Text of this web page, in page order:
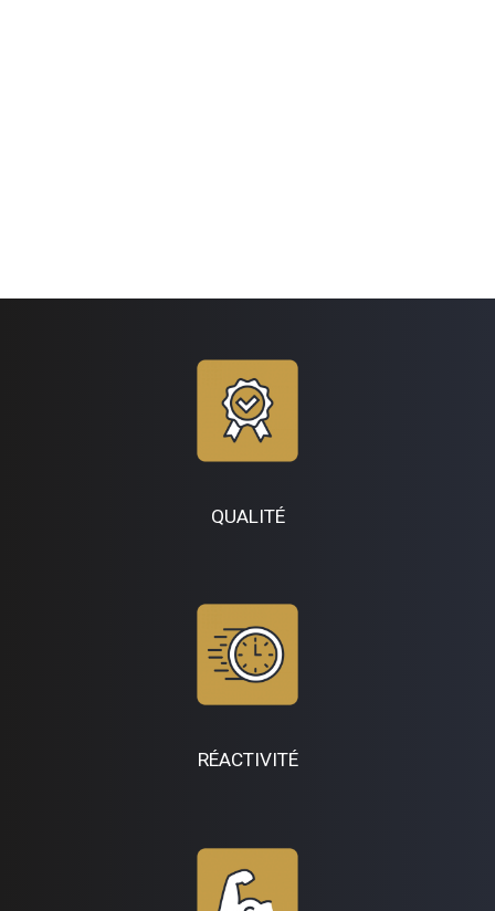
QUALITÉ
RÉACTIVITÉ